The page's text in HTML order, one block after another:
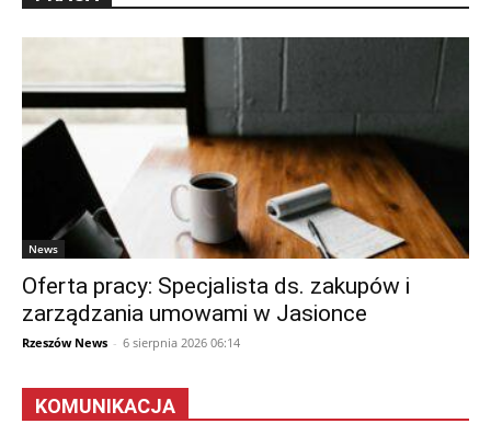
News
Oferta pracy: Specjalista ds. zakupów i
zarządzania umowami w Jasionce
Rzeszów News - 6 sierpnia 2026 06:14
KOMUNIKACJA